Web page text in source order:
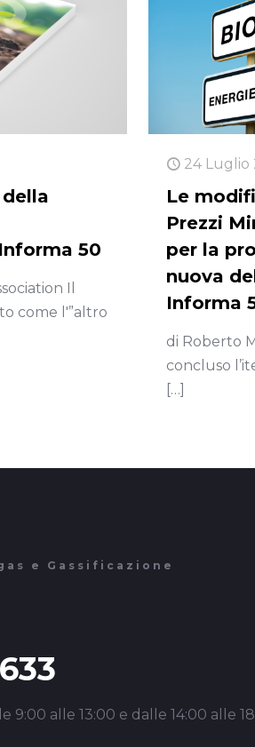
50
Il
come l'”altro
24 Luglio
Le
Prezzi
per la
nuova
Informa
di Roberto
concluso
[…]
e Gassificazione
9:00 alle 13:00 e dalle 14:00 alle